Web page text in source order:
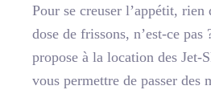
Pour se creuser l’appétit, rien
dose de frissons, n’est-ce pas
propose à la location des Jet-
vous permettre de passer des